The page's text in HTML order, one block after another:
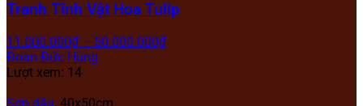
Tranh Tĩnh Vật Hoa Tulip
11.000.000₫ – 50.000.000₫
Đoàn Đức Hùng
Lượt xem: 14